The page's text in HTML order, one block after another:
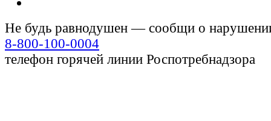
Не будь равнодушен — сообщи о
8-800-100-0004
телефон горячей линии Роспотребнадзора